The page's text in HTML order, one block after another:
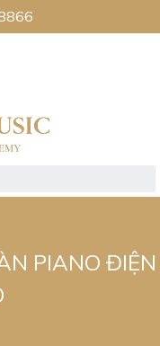
PIANO ĐIỆN